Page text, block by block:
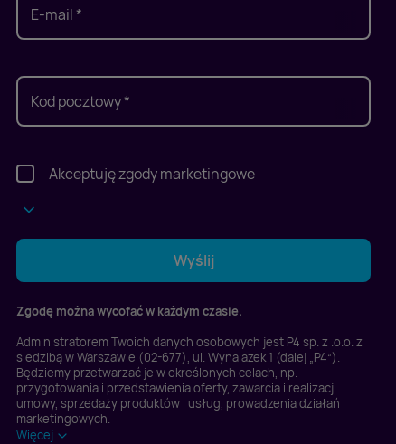
E-mail *
Kod pocztowy *
Akceptuję zgody marketingowe
Wyrażam zgodę na prowadzenie przez P4 Sp.z
o.o. lub na jej zlecenie działań
marketingowych drogą telefoniczną na
przekazany przeze mnie numer telefonu.
Wyrażam zgodę na prowadzenie marketingu
bezpośredniego dotyczącego P4 Sp. z o.o. za
pomocą środków komunikacji elektronicznej
przy użyciu telekomunikacyjnych urządzeń
Wyślij
Zgodę można wycofać w każdym czasie.
Administratorem Twoich danych osobowych jest P4 sp. z .o.o. z
siedzibą w Warszawie (02-677), ul. Wynalazek 1 (dalej „P4”).
Będziemy przetwarzać je w określonych celach, np.
przygotowania i przedstawienia oferty, zawarcia i realizacji
umowy, sprzedaży produktów i usług, prowadzenia działań
marketingowych.
Więcej